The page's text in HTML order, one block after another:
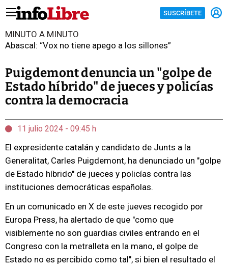
SUSCRÍBETE
MINUTO A MINUTO
Abascal: “Vox no tiene apego a los sillones”
Puigdemont denuncia un "golpe de
Estado híbrido" de jueces y policías
contra la democracia
11 julio 2024 - 09:45 h
El expresidente catalán y candidato de Junts a la
Generalitat, Carles Puigdemont, ha denunciado un "golpe
de Estado híbrido" de jueces y policías contra las
instituciones democráticas españolas.
En un comunicado en X de este jueves recogido por
Europa Press, ha alertado de que "como que
visiblemente no son guardias civiles entrando en el
Congreso con la metralleta en la mano, el golpe de
Estado no es percibido como tal", si bien el resultado el